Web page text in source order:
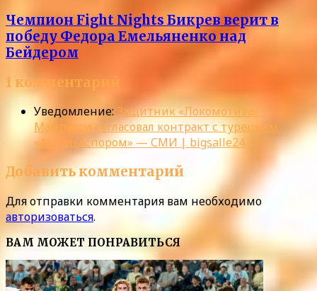
Чемпион Fight Nights Бикрев верит в
победу Федора Емельяненко над
Бейдером
1 комментарий
Уведомление: Защитник «Локомотива»
Мампасси согласовал контракт с турецким
«Антальяспором» — СМИ | bigsalle24
Добавить комментарий
Для отправки комментария вам необходимо
авторизоваться.
ВАМ МОЖЕТ ПОНРАВИТЬСЯ